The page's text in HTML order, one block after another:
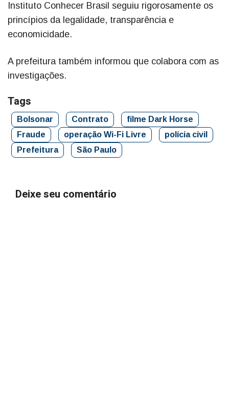
Instituto Conhecer Brasil seguiu rigorosamente os
princípios da legalidade, transparência e
economicidade.
A prefeitura também informou que colabora com as
investigações.
Tags
Bolsonar Contrato
filme Dark Horse
Fraude
operação Wi-Fi Livre
polícia civil
Prefeitura
São Paulo
Deixe seu comentário